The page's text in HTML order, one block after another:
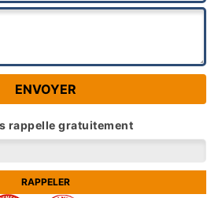
rappelle gratuitement